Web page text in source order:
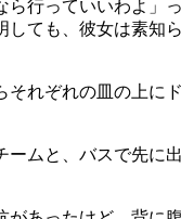
行っていいわよ」
ても、彼女は素知
れぞれの皿の上に
ムと、バスで先に